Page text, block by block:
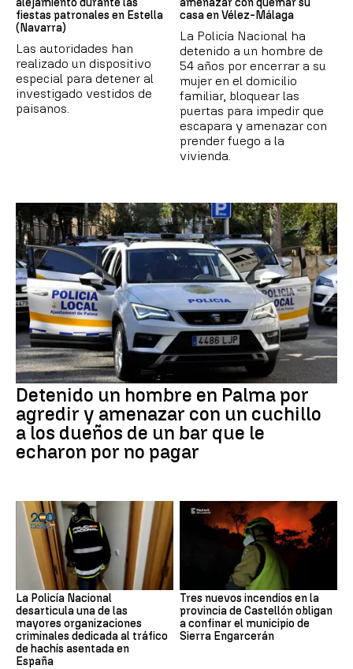
fiestas patronales en Estella
(Navarra)
Las autoridades han
realizado un dispositivo
especial para detener al
investigado vestidos de
paisanos.
casa en Vélez-Málaga
La Policía Nacional ha
detenido a un hombre de
54 años por encerrar a su
mujer en el domicilio
familiar, bloquear las
puertas para impedir que
escapara y amenazar con
prender fuego a la
vivienda.
Detenido un hombre en Palma por
agredir y amenazar con un cuchillo
a los dueños de un bar que le
echaron por no pagar
La Policía Nacional
desarticula una de las
mayores organizaciones
criminales dedicada al tráfico
de hachís asentada en
España
Tres nuevos incendios en la
provincia de Castellón obligan
a confinar el municipio de
Sierra Engarcerán